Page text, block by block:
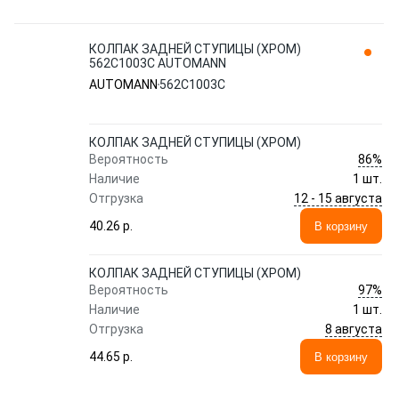
КОЛПАК ЗАДНЕЙ СТУПИЦЫ (ХРОМ)
562C1003C AUTOMANN
AUTOMANN 562C1003C
КОЛПАК ЗАДНЕЙ СТУПИЦЫ (ХРОМ)
Вероятность
86%
Наличие
1 шт.
Отгрузка
12 - 15 августа
40.26 p.
В корзину
КОЛПАК ЗАДНЕЙ СТУПИЦЫ (ХРОМ)
Вероятность
97%
Наличие
1 шт.
Отгрузка
8 августа
44.65 p.
В корзину